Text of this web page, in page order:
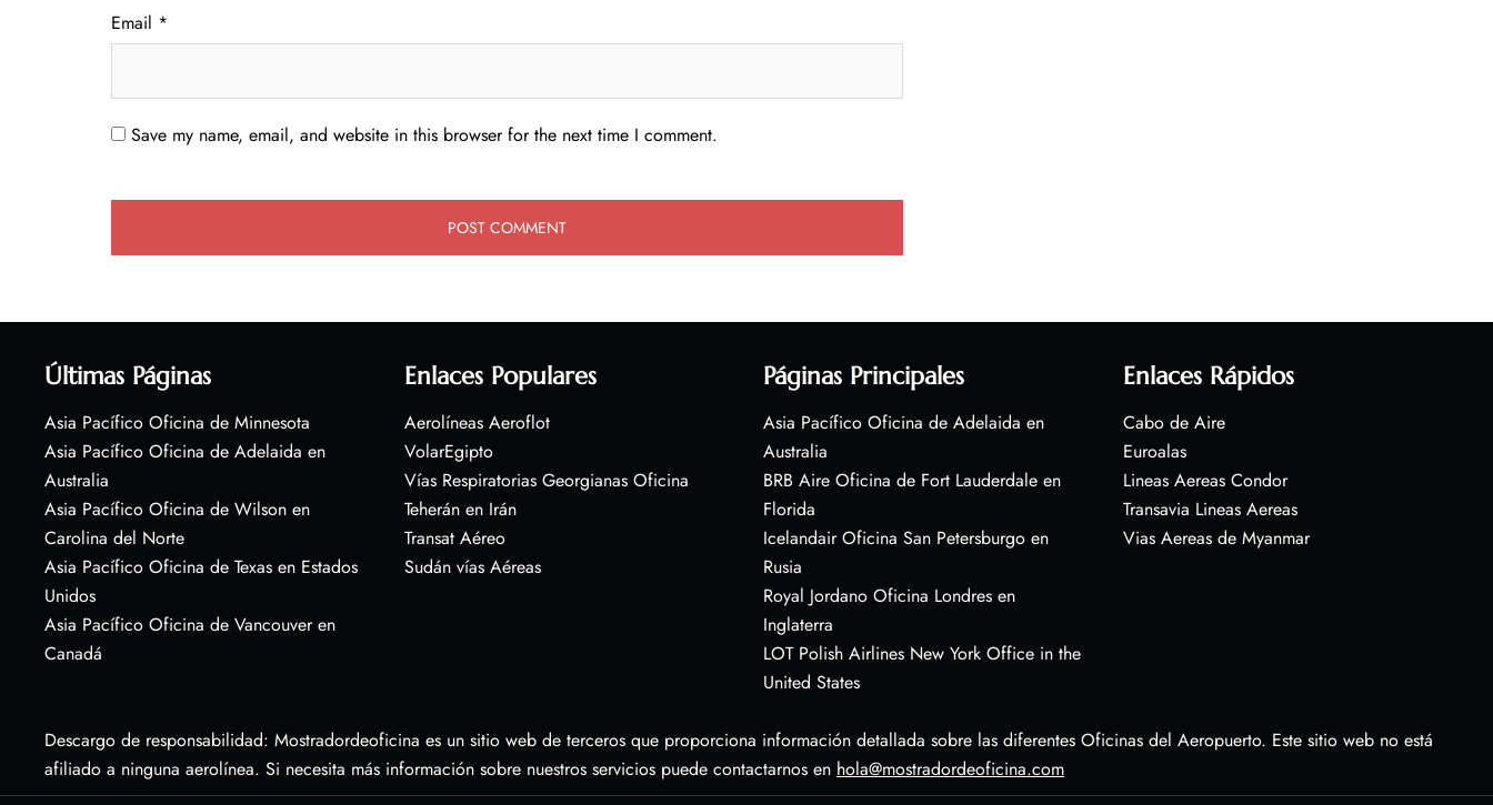
Email *
Save my name, email, and website in this browser for the next time I comment.
Últimas Páginas
Asia Pacífico Oficina de Minnesota
Asia Pacífico Oficina de Adelaida en
Australia
Asia Pacífico Oficina de Wilson en
Carolina del Norte
Asia Pacífico Oficina de Texas en Estados
Unidos
Asia Pacífico Oficina de Vancouver en
Canadá
Enlaces Populares
Aerolíneas Aeroflot
VolarEgipto
Vías Respiratorias Georgianas Oficina
Teherán en Irán
Transat Aéreo
Sudán vías Aéreas
Páginas Principales
Asia Pacífico Oficina de Adelaida en
Australia
BRB Aire Oficina de Fort Lauderdale en
Florida
Icelandair Oficina San Petersburgo en
Rusia
Royal Jordano Oficina Londres en
Inglaterra
LOT Polish Airlines New York Office in the
United States
Enlaces Rápidos
Cabo de Aire
Euroalas
Lineas Aereas Condor
Transavia Lineas Aereas
Vias Aereas de Myanmar
Descargo de responsabilidad: Mostradordeoficina es un sitio web de terceros que proporciona información detallada sobre las diferentes Oficinas del Aeropuerto. Este sitio web no está
afiliado a ninguna aerolínea. Si necesita más información sobre nuestros servicios puede contactarnos en hola@mostradordeoficina.com